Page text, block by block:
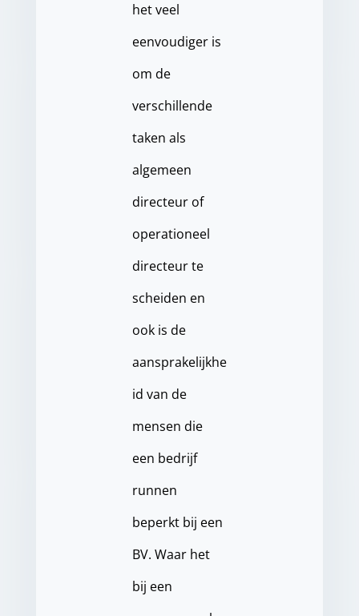
het veel
eenvoudiger is
om de
verschillende
taken als
algemeen
directeur of
operationeel
directeur te
scheiden en
ook is de
aansprakelijkhe
id van de
mensen die
een bedrijf
runnen
beperkt bij een
BV. Waar het
bij een